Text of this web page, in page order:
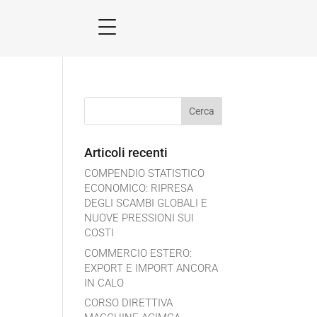
Articoli recenti
COMPENDIO STATISTICO
ECONOMICO: RIPRESA
DEGLI SCAMBI GLOBALI E
NUOVE PRESSIONI SUI
COSTI
COMMERCIO ESTERO:
EXPORT E IMPORT ANCORA
IN CALO
CORSO DIRETTIVA